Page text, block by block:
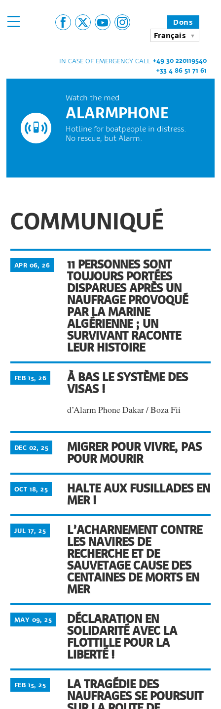
Dons
Français
IN CASE OF EMERGENCY CALL +49 30 220119540
+33 4 86 51 71 61
Watch the med
ALARMPHONE
Hotline for boatpeople in distress.
No rescue, but Alarm.
COMMUNIQUÉ
11 PERSONNES SONT
TOUJOURS PORTÉES
DISPARUES APRÈS UN
NAUFRAGE PROVOQUÉ
PAR LA MARINE
ALGÉRIENNE ; UN
SURVIVANT RACONTE
LEUR HISTOIRE
APR 06, 26
À BAS LE SYSTÈME DES
VISAS !
FEB 13, 26
d’Alarm Phone Dakar / Boza Fii
MIGRER POUR VIVRE, PAS
POUR MOURIR
DEC 02, 25
HALTE AUX FUSILLADES EN
MER !
OCT 18, 25
L’ACHARNEMENT CONTRE
LES NAVIRES DE
RECHERCHE ET DE
SAUVETAGE CAUSE DES
CENTAINES DE MORTS EN
MER
JUL 17, 25
DÉCLARATION EN
SOLIDARITÉ AVEC LA
FLOTTILLE POUR LA
LIBERTÉ !
MAY 09, 25
LA TRAGÉDIE DES
NAUFRAGES SE POURSUIT
FEB 13, 25